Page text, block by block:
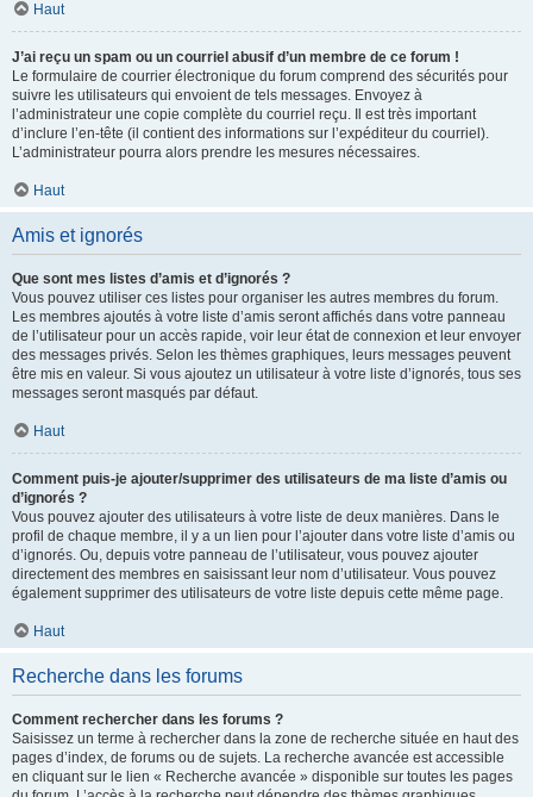
Haut
J’ai reçu un spam ou un courriel abusif d’un membre de ce forum !
Le formulaire de courrier électronique du forum comprend des sécurités pour
suivre les utilisateurs qui envoient de tels messages. Envoyez à
l’administrateur une copie complète du courriel reçu. Il est très important
d’inclure l’en-tête (il contient des informations sur l’expéditeur du courriel).
L’administrateur pourra alors prendre les mesures nécessaires.
Haut
Amis et ignorés
Que sont mes listes d’amis et d’ignorés ?
Vous pouvez utiliser ces listes pour organiser les autres membres du forum.
Les membres ajoutés à votre liste d’amis seront affichés dans votre panneau
de l’utilisateur pour un accès rapide, voir leur état de connexion et leur envoyer
des messages privés. Selon les thèmes graphiques, leurs messages peuvent
être mis en valeur. Si vous ajoutez un utilisateur à votre liste d’ignorés, tous ses
messages seront masqués par défaut.
Haut
Comment puis-je ajouter/supprimer des utilisateurs de ma liste d’amis ou
d’ignorés ?
Vous pouvez ajouter des utilisateurs à votre liste de deux manières. Dans le
profil de chaque membre, il y a un lien pour l’ajouter dans votre liste d’amis ou
d’ignorés. Ou, depuis votre panneau de l’utilisateur, vous pouvez ajouter
directement des membres en saisissant leur nom d’utilisateur. Vous pouvez
également supprimer des utilisateurs de votre liste depuis cette même page.
Haut
Recherche dans les forums
Comment rechercher dans les forums ?
Saisissez un terme à rechercher dans la zone de recherche située en haut des
pages d’index, de forums ou de sujets. La recherche avancée est accessible
en cliquant sur le lien « Recherche avancée » disponible sur toutes les pages